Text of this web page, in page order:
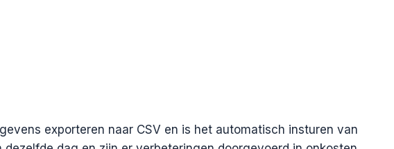
exporteren naar CSV en is het automatisch insturen van